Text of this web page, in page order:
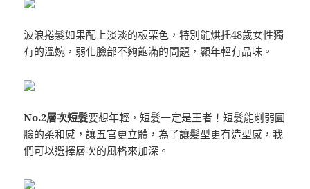
波浪捲髮如果配上淡淡的板栗色，特別能烘托48歲女性獨
有的溫婉，弱化臉部不夠飽滿的問題，顯年輕有品味。
No.2層次短髮要想年輕，短髮一定是王者！短髮能削弱圓
臉的柔和感，讓五官更立體，為了讓髮型更有造型感，我
們可以選擇層次的風格來加深。